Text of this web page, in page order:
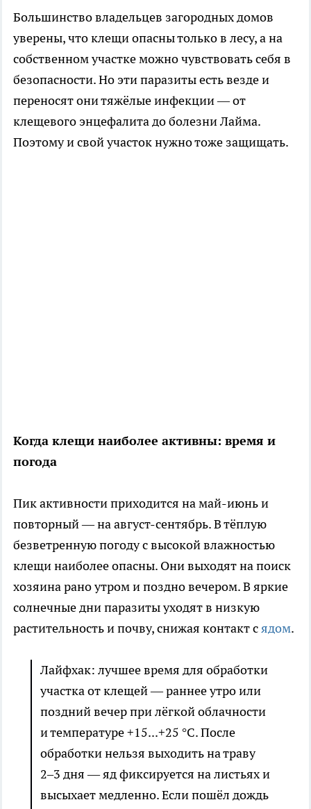
Большинство владельцев загородных домов
уверены, что клещи опасны только в лесу, а на
собственном участке можно чувствовать себя в
безопасности. Но эти паразиты есть везде и
переносят они тяжёлые инфекции — от
клещевого энцефалита до болезни Лайма.
Поэтому и свой участок нужно тоже защищать.
Когда клещи наиболее активны: время и
погода
Пик активности приходится на май-июнь и
повторный — на август-сентябрь. В тёплую
безветренную погоду с высокой влажностью
клещи наиболее опасны. Они выходят на поиск
хозяина рано утром и поздно вечером. В яркие
солнечные дни паразиты уходят в низкую
растительность и почву, снижая контакт сядом.
Лайфхак: лучшее время для обработки
участка от клещей — раннее утро или
поздний вечер при лёгкой облачности
и температуре +15...+25 °C. После
обработки нельзя выходить на траву
2–3 дня — яд фиксируется на листьях и
высыхает медленно. Если пошёл дождь